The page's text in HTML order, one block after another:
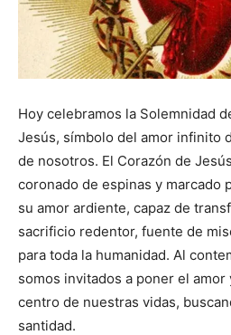
Hoy celebramos la Solemnidad
Jesús, símbolo del amor infinito
de nosotros. El Corazón de
coronado de espinas y marcado
su amor ardiente, capaz de
sacrificio redentor, fuente de
para toda la humanidad. Al
somos invitados a poner el amor
centro de nuestras vidas,
santidad.